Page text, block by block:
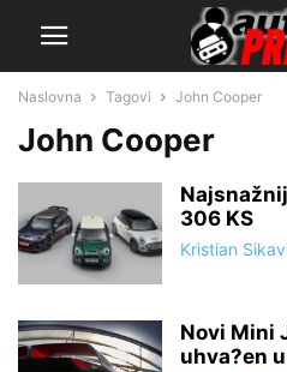
Naslovna Tagovi John Cooper
John Cooper
306 KS
Kristian
Novi Mini
uhva?en